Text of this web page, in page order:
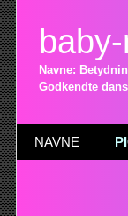
Navne:
Godkendte
NAVNE